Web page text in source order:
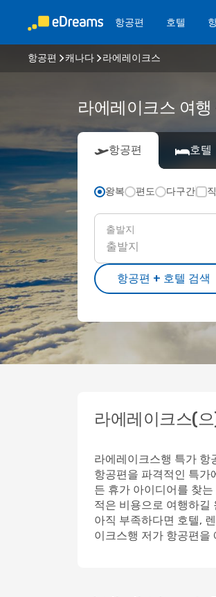
항공편 호텔
항공편 캐나다 라에레이크스
라에레이크스 여
항공편 호텔
왕복 편도 다구간
출발지
항공편 + 호텔 검색
라에레이크스(
라에레이크스행 특가 항
항공편을 파격적인 특가
든 휴가 아이디어를 찾
적은 비용으로 여행하길
아직 부족하다면 호텔,
이크스행 저가 항공편을